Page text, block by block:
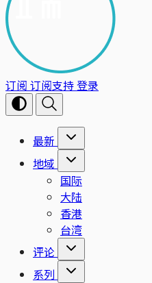
订阅 订阅支持登录
最新
地域
国际
大陆
香港
台湾
评论
系列